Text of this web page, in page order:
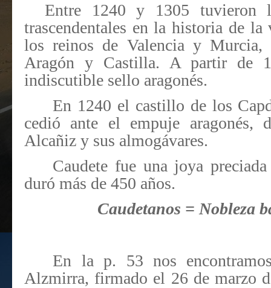
Entre 1240 y 1305 tuvieron
trascendentales en la historia de
los reinos de Valencia y Murcia,
Aragón y Castilla. A partir de
indiscutible sello aragonés.
En 1240 el castillo de los
cedió ante el empuje aragonés,
Alcañiz y sus almogávares.
Caudete fue una joya
duró más de 450 años.
Caudetanos = Nobleza
En la p. 53 nos
Alzmirra, firmado el 26 de marzo